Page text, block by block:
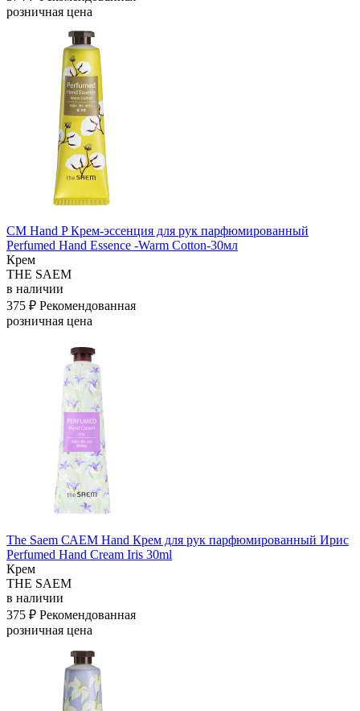
розничная цена
СМ Hand P Крем-эссенция для рук парфюмированный
Perfumed Hand Essence -Warm Cotton-30мл
Крем
THE SAEM
в наличии
375 ₽ Рекомендованная
розничная цена
The Saem САЕМ Hand Крем для рук парфюмированный Ирис
Perfumed Hand Cream Iris 30ml
Крем
THE SAEM
в наличии
375 ₽ Рекомендованная
розничная цена